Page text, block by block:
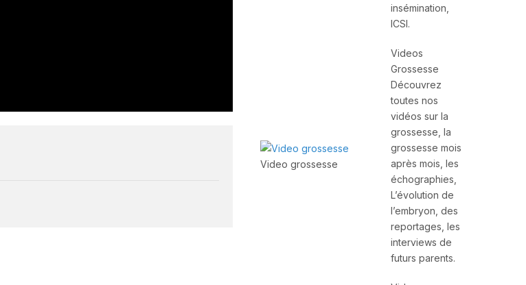
insémination,
ICSI.
Video grossesse
Videos
Grossesse
Découvrez
toutes nos
vidéos sur la
grossesse, la
grossesse mois
après mois, les
échographies,
L’évolution de
l’embryon, des
reportages, les
interviews de
futurs parents.